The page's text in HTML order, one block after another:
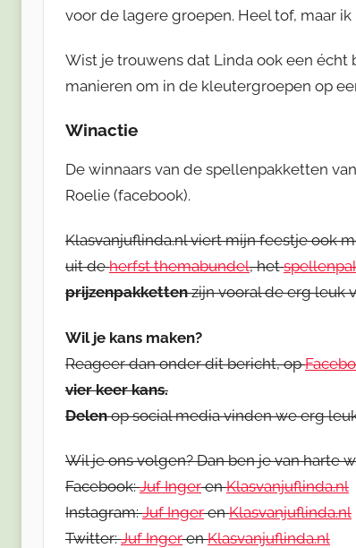
voor de lagere groepen. Heel tof, maar
Wist je trouwens dat Linda ook een écht
manieren om in de kleutergroepen op
Winactie
De winnaars van de spellenpakketten van
Roelie (facebook).
Klasvanjuflinda.nl viert mijn feestje ook
uit deherfst themabundel, het
prijzenpakkettenzijn vooral de erg leuk
Wil je kans maken?
Reageer dan onder dit bericht, op
vier keer kans.
Delenop social media vinden we erg
Wil je ons volgen? Dan ben je van harte
Facebook:Juf IngerenKlasvanjuflinda.nl
Instagram:Juf IngerenKlasvanjuflinda.nl
Twitter:Juf IngerenKlasvanjuflinda.nl